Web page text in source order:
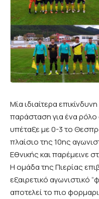
Μία ιδιαίτερα
παράσταση για ένα
υπέταξε με 0-3 το
πλαίσιο της 10ης
Εθνικής και παρέμεινε
Η ομάδα της Πιερίας
εξαιρετικό αγωνιστικό
αποτελεί το πιο